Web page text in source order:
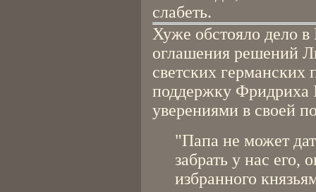
слабеть.
Хуже обстояло дело
оглашения решений
светских германских
поддержку Фридриха
уверениями в своей
"Папа не может
забрать у нас его,
избранного